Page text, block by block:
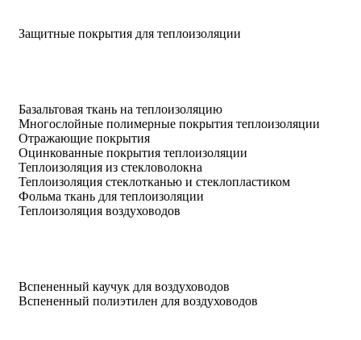
Защитные покрытия для теплоизоляции
Базальтовая ткань на теплоизоляцию
Многослойные полимерные покрытия теплоизоляции
Отражающие покрытия
Оцинкованные покрытия теплоизоляции
Теплоизоляция из стекловолокна
Теплоизоляция стеклотканью и стеклопластиком
Фольма ткань для теплоизоляции
Теплоизоляция воздуховодов
Вспененный каучук для воздуховодов
Вспененный полиэтилен для воздуховодов